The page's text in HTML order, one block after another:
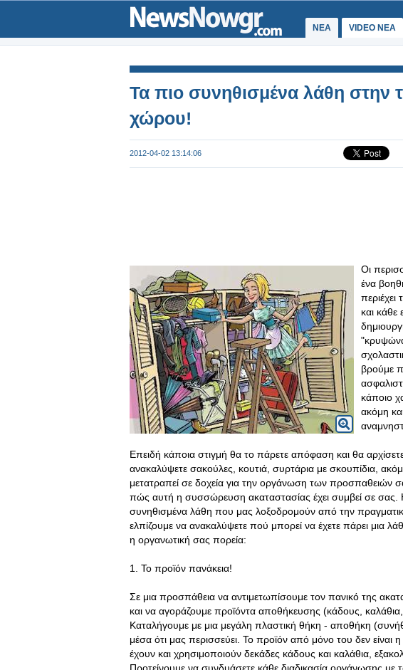
ΝΕΑ VIDEO NEA
Τα πιο συνηθισμένα λάθη στην
χώρου!
2012-04-02 13:14:06
Οι
ένα
περιέχει
και
βρούμε
κάποιο
ακόμη
Επειδή κάποια στιγμή θα το πάρετε απόφαση και θα
ανακαλύψετε σακούλες, κουτιά, συρτάρια με σκουπίδια,
μετατραπεί σε δοχεία για την οργάνωση των προσπαθειών
πώς αυτή η συσσώρευση ακαταστασίας έχει συμβεί σε σας. Η
συνηθισμένα λάθη που μας λοξοδρομούν από την
ελπίζουμε να ανακαλύψετε πού μπορεί να έχετε πάρει μια
η οργανωτική σας πορεία:
1. Το προϊόν πανάκεια!
Σε μια προσπάθεια να αντιμετωπίσουμε τον πανικό της
και να αγοράζουμε προϊόντα αποθήκευσης (κάδους,
Καταλήγουμε με μια μεγάλη πλαστική θήκη - αποθήκη
μέσα ότι μας περισσεύει. Το προϊόν από μόνο του δεν
έχουν και χρησιμοποιούν δεκάδες κάδους και καλάθια,